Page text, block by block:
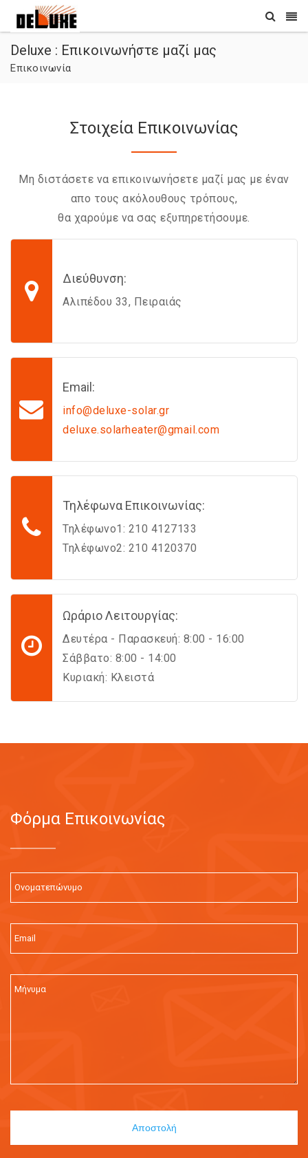
Deluxe : Επικοινωνήστε μαζί μας
Επικοινωνία
Στοιχεία Επικοινωνίας
Μη διστάσετε να επικοινωνήσετε μαζί μας με έναν
απο τους ακόλουθους τρόπους,
θα χαρούμε να σας εξυπηρετήσουμε.
Διεύθυνση:
Αλιπέδου 33, Πειραιάς
Email:
info@deluxe-solar.gr
deluxe.solarheater@gmail.com
Τηλέφωνα Επικοινωνίας:
Τηλέφωνο1: 210 4127133
Τηλέφωνο2: 210 4120370
Ωράριο Λειτουργίας:
Δευτέρα - Παρασκευή: 8:00 - 16:00
Σάββατο: 8:00 - 14:00
Κυριακή: Κλειστά
Φόρμα Επικοινωνίας